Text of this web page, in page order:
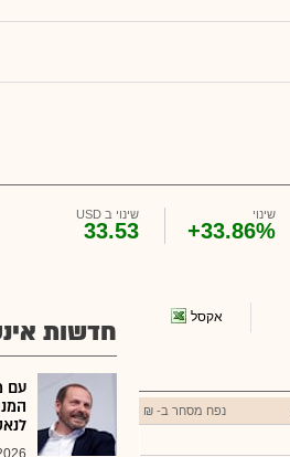
שינוי
+33.86%
שינוי ב USD
33.53
אקסל
נפח מסחר ב- ₪
חדשות
עם